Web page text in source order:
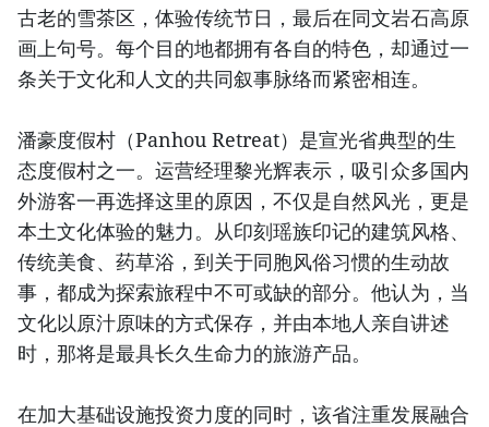
古老的雪茶区，体验传统节日，最后在同文岩石高原
画上句号。每个目的地都拥有各自的特色，却通过一
条关于文化和人文的共同叙事脉络而紧密相连。
潘豪度假村（Panhou Retreat）是宣光省典型的生
态度假村之一。运营经理黎光辉表示，吸引众多国内
外游客一再选择这里的原因，不仅是自然风光，更是
本土文化体验的魅力。从印刻瑶族印记的建筑风格、
传统美食、药草浴，到关于同胞风俗习惯的生动故
事，都成为探索旅程中不可或缺的部分。他认为，当
文化以原汁原味的方式保存，并由本地人亲自讲述
时，那将是最具长久生命力的旅游产品。
在加大基础设施投资力度的同时，该省注重发展融合